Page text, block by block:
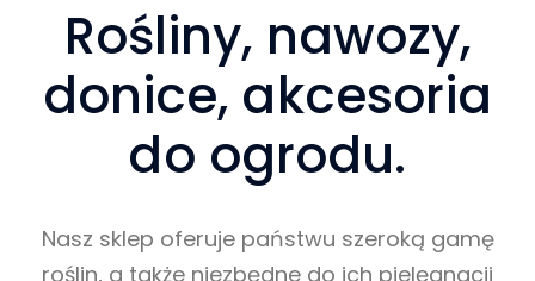
Rośliny, nawozy,
donice, akcesoria
do ogrodu.
Nasz sklep oferuje państwu szeroką gamę
roślin, a także niezbędne do ich pielęgnacji